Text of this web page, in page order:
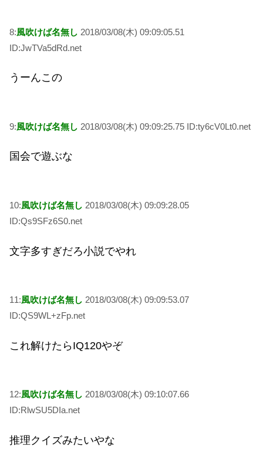
8:風吹けば名無し 2018/03/08(木) 09:09:05.51
ID:JwTVa5dRd.net
うーんこの
9:風吹けば名無し 2018/03/08(木) 09:09:25.75 ID:ty6cV0Lt0.net
国会で遊ぶな
10:風吹けば名無し 2018/03/08(木) 09:09:28.05
ID:Qs9SFz6S0.net
文字多すぎだろ小説でやれ
11:風吹けば名無し 2018/03/08(木) 09:09:53.07
ID:QS9WL+zFp.net
これ解けたらIQ120やぞ
12:風吹けば名無し 2018/03/08(木) 09:10:07.66
ID:RlwSU5DIa.net
推理クイズみたいやな